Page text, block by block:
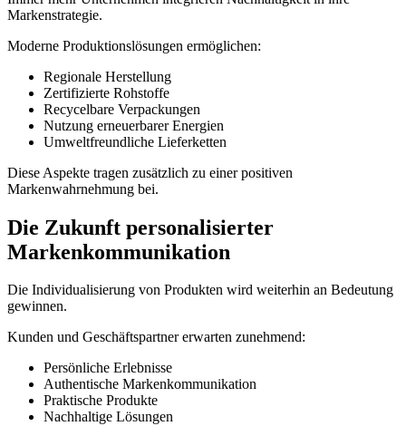
Markenstrategie.
Moderne Produktionslösungen ermöglichen:
Regionale Herstellung
Zertifizierte Rohstoffe
Recycelbare Verpackungen
Nutzung erneuerbarer Energien
Umweltfreundliche Lieferketten
Diese Aspekte tragen zusätzlich zu einer positiven
Markenwahrnehmung bei.
Die Zukunft personalisierter
Markenkommunikation
Die Individualisierung von Produkten wird weiterhin an Bedeutung
gewinnen.
Kunden und Geschäftspartner erwarten zunehmend:
Persönliche Erlebnisse
Authentische Markenkommunikation
Praktische Produkte
Nachhaltige Lösungen